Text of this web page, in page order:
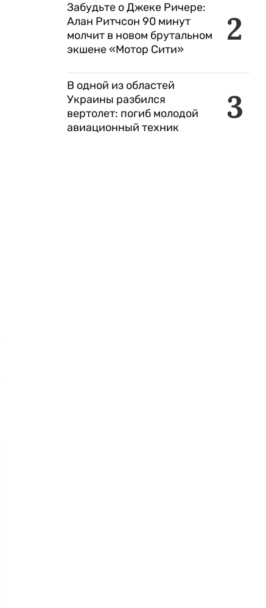
2
Забудьте о Джеке Ричере:
Алан Ритчсон 90 минут
молчит в новом брутальном
экшене «Мотор Сити»
3
В одной из областей
Украины разбился
вертолет: погиб молодой
авиационный техник